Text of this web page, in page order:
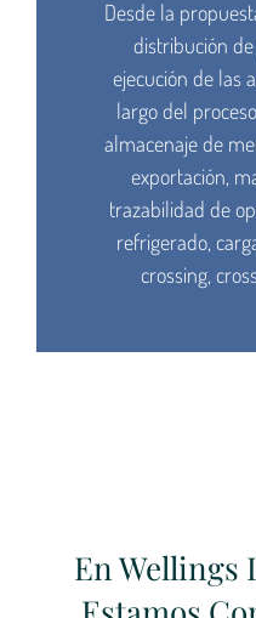
Desde la
distribución
ejecución de las
largo del
almacenaje de
exportación,
trazabilidad de
refrigerado,
crossing,
En Wellings